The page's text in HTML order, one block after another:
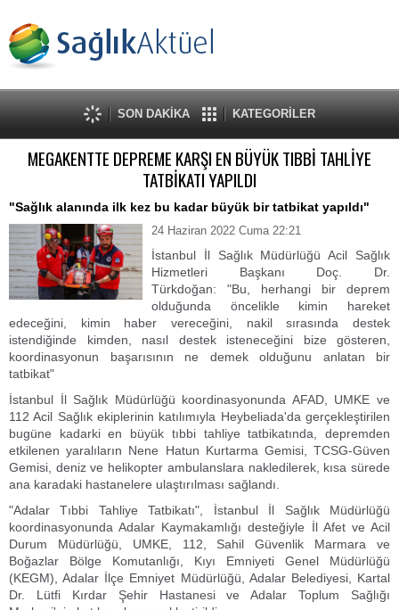
SON DAKİKA KATEGORİLER
MEGAKENTTE DEPREME KARŞI EN BÜYÜK TIBBİ TAHLİYE
TATBİKATI YAPILDI
"Sağlık alanında ilk kez bu kadar büyük bir tatbikat yapıldı"
24 Haziran 2022 Cuma 22:21
İstanbul İl Sağlık Müdürlüğü Acil Sağlık
Hizmetleri Başkanı Doç. Dr.
Türkdoğan: "Bu, herhangi bir deprem
olduğunda öncelikle kimin hareket
edeceğini, kimin haber vereceğini, nakil sırasında destek
istendiğinde kimden, nasıl destek isteneceğini bize gösteren,
koordinasyonun başarısının ne demek olduğunu anlatan bir
tatbikat"
İstanbul İl Sağlık Müdürlüğü koordinasyonunda AFAD, UMKE ve
112 Acil Sağlık ekiplerinin katılımıyla Heybeliada'da gerçekleştirilen
bugüne kadarki en büyük tıbbi tahliye tatbikatında, depremden
etkilenen yaralıların Nene Hatun Kurtarma Gemisi, TCSG-Güven
Gemisi, deniz ve helikopter ambulanslara nakledilerek, kısa sürede
ana karadaki hastanelere ulaştırılması sağlandı.
"Adalar Tıbbi Tahliye Tatbikatı", İstanbul İl Sağlık Müdürlüğü
koordinasyonunda Adalar Kaymakamlığı desteğiyle İl Afet ve Acil
Durum Müdürlüğü, UMKE, 112, Sahil Güvenlik Marmara ve
Boğazlar Bölge Komutanlığı, Kıyı Emniyeti Genel Müdürlüğü
(KEGM), Adalar İlçe Emniyet Müdürlüğü, Adalar Belediyesi, Kartal
Dr. Lütfi Kırdar Şehir Hastanesi ve Adalar Toplum Sağlığı